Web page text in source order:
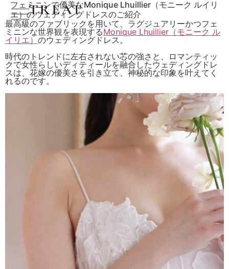
フェミニンで優美なMonique Lhuillier（モニーク ルイリ
エ）のウェディングドレスのご紹介
最高級のファブリックを用いて、ラグジュアリーかつフェ
ミニンな世界観を表現するMonique Lhuillier（モニーク ル
イリエ） のウェディングドレス。
時代のトレンドに左右されない芯の強さと、ロマンティッ
クで女性らしいディティールを融合したウェディングドレ
スは、花嫁の優美さを引き立て、神秘的な印象を叶えてく
れるのです。